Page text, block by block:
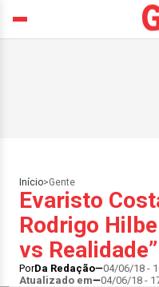
Início>Gente
Evaristo
Rodrigo
vs Realidade”
PorDa Redação 04/06/18 -
Atualizado em
04/06/18 -